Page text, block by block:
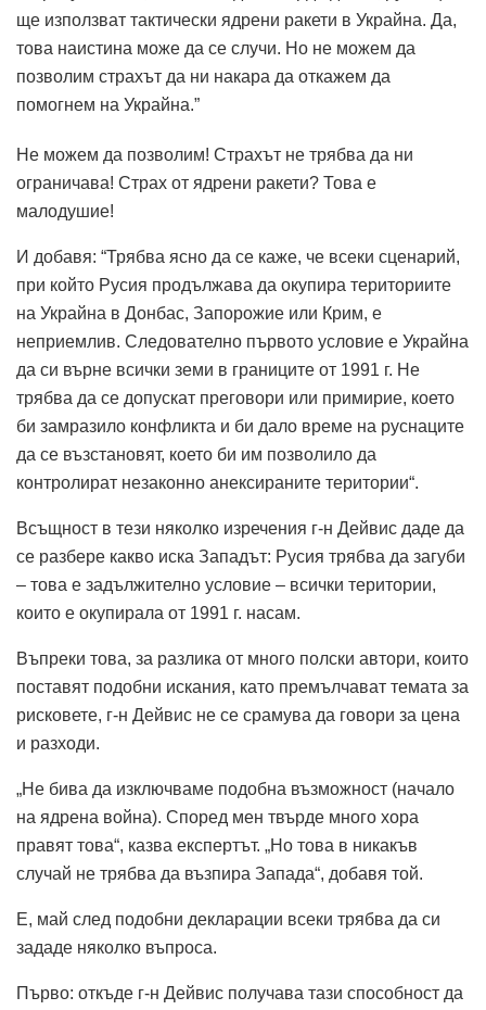
ще използват тактически ядрени ракети в Украйна. Да,
това наистина може да се случи. Но не можем да
позволим страхът да ни накара да откажем да
помогнем на Украйна.”
Не можем да позволим! Страхът не трябва да ни
ограничава! Страх от ядрени ракети? Това е
малодушие!
И добавя: “Трябва ясно да се каже, че всеки сценарий,
при който Русия продължава да окупира териториите
на Украйна в Донбас, Запорожие или Крим, е
неприемлив. Следователно първото условие е Украйна
да си върне всички земи в границите от 1991 г. Не
трябва да се допускат преговори или примирие, което
би замразило конфликта и би дало време на руснаците
да се възстановят, което би им позволило да
контролират незаконно анексираните територии“.
Всъщност в тези няколко изречения г-н Дейвис даде да
се разбере какво иска Западът: Русия трябва да загуби
– това е задължително условие – всички територии,
които е окупирала от 1991 г. насам.
Въпреки това, за разлика от много полски автори, които
поставят подобни искания, като премълчават темата за
рисковете, г-н Дейвис не се срамува да говори за цена
и разходи.
„Не бива да изключваме подобна възможност (начало
на ядрена война). Според мен твърде много хора
правят това“, казва експертът. „Но това в никакъв
случай не трябва да възпира Запада“, добавя той.
Е, май след подобни декларации всеки трябва да си
зададе няколко въпроса.
Първо: откъде г-н Дейвис получава тази способност да